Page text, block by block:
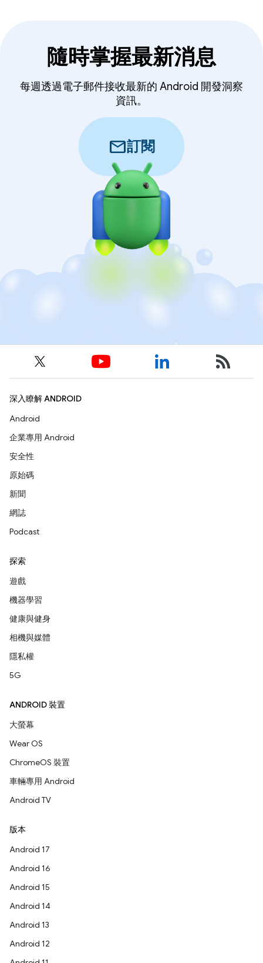
隨時掌握最新消息
每週透過電子郵件接收最新的 Android 開發洞察
資訊。
mail訂閱
深入瞭解 ANDROID
Android
企業專用 Android
安全性
原始碼
新聞
網誌
Podcast
探索
遊戲
機器學習
健康與健身
相機與媒體
隱私權
5G
ANDROID 裝置
大螢幕
Wear OS
ChromeOS 裝置
車輛專用 Android
Android TV
版本
Android 17
Android 16
Android 15
Android 14
Android 13
Android 12